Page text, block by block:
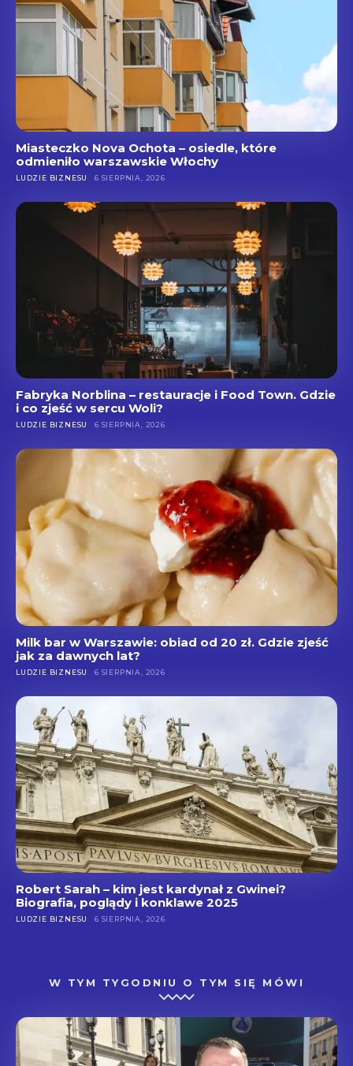
Miasteczko Nova Ochota – osiedle, które
odmieniło warszawskie Włochy
LUDZIE BIZNESU 6 SIERPNIA, 2026
Fabryka Norblina – restauracje i Food Town. Gdzie
i co zjeść w sercu Woli?
LUDZIE BIZNESU 6 SIERPNIA, 2026
Milk bar w Warszawie: obiad od 20 zł. Gdzie zjeść
jak za dawnych lat?
LUDZIE BIZNESU 6 SIERPNIA, 2026
Robert Sarah – kim jest kardynał z Gwinei?
Biografia, poglądy i konklawe 2025
LUDZIE BIZNESU 6 SIERPNIA, 2026
W TYM TYGODNIU O TYM SIĘ MÓWI